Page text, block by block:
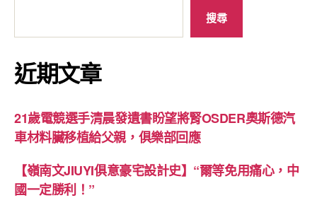
搜尋
近期文章
21歲電競選手清晨發遺書盼望將腎OSDER奧斯德汽
車材料臟移植給父親，俱樂部回應
【嶺南文JIUYI俱意豪宅設計史】“爾等免用痛心，中
國一定勝利！”